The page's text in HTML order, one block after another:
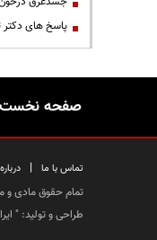
پاسخ های دکتر
صفحه نخست
تماس با ما |
تمام حقوق مادی و
طراحی و تولید: "